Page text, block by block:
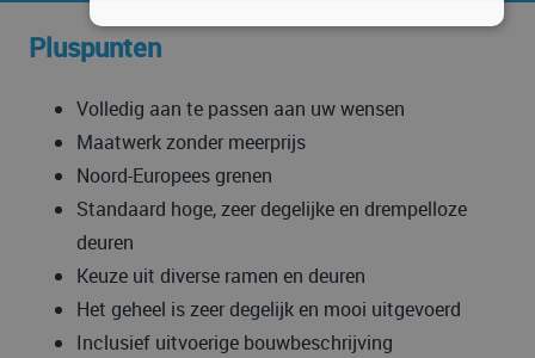
Pluspunten
Volledig aan te passen aan uw wensen
Maatwerk zonder meerprijs
Noord-Europees grenen
Standaard hoge, zeer degelijke en drempelloze
deuren
Keuze uit diverse ramen en deuren
Het geheel is zeer degelijk en mooi uitgevoerd
Inclusief uitvoerige bouwbeschrijving